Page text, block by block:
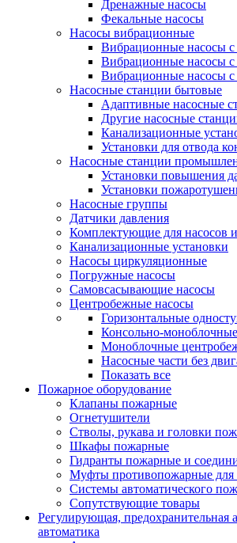
Дренажные насосы
Фекальные насосы
Насосы вибрационные
Вибрационные насосы с
Вибрационные насосы с
Вибрационные насосы
Насосные станции бытовые
Адаптивные насосные
Другие насосные
Канализационные
Установки для отвода
Насосные станции
Установки повышения
Установки
Насосные группы
Датчики давления
Комплектующие для насосов
Канализационные установки
Насосы циркуляционные
Погружные насосы
Самовсасывающие насосы
Центробежные насосы
Горизонтальные
Консольно-
Моноблочные
Насосные части без
Показать все
Пожарное оборудование
Клапаны пожарные
Огнетушители
Стволы, рукава и головки
Шкафы пожарные
Гидранты пожарные и
Муфты противопожарные для
Системы автоматического
Сопутствующие товары
Регулирующая, предохранительная
автоматика